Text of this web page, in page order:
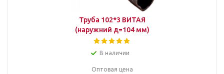
Труба 102*3 ВИТАЯ
(наружний д=104 мм)
В наличии
Оптовая цена